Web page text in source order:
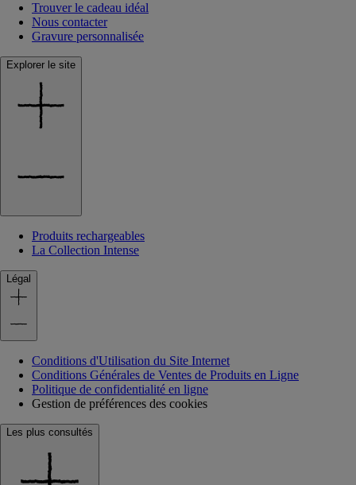
Trouver le cadeau idéal
Nous contacter
Gravure personnalisée
Explorer le site
Produits rechargeables
La Collection Intense
Légal
Conditions d'Utilisation du Site Internet
Conditions Générales de Ventes de Produits en Ligne
Politique de confidentialité en ligne
Gestion de préférences des cookies
Les plus consultés